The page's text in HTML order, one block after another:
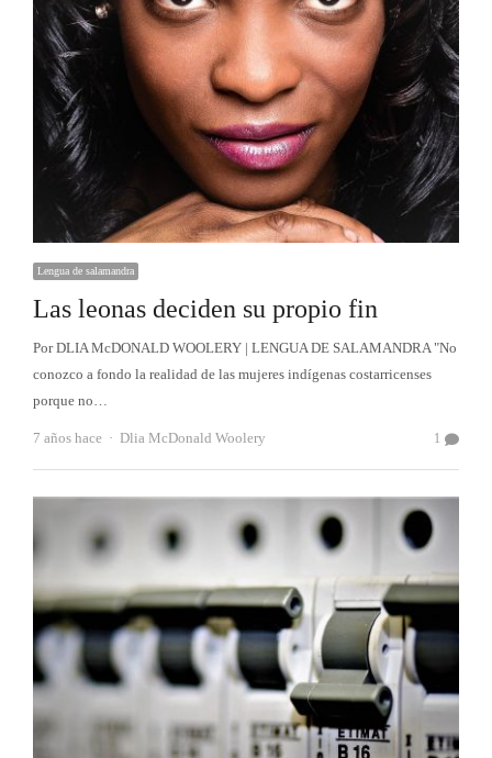
Lengua de salamandra
Las leonas deciden su propio fin
Por DLIA McDONALD WOOLERY | LENGUA DE SALAMANDRA "No
conozco a fondo la realidad de las mujeres indígenas costarricenses
porque no…
7 años hace Autor
Dlia McDonald Woolery 1